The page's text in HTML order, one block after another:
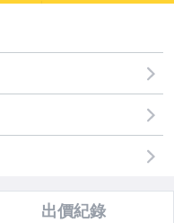
出價紀錄